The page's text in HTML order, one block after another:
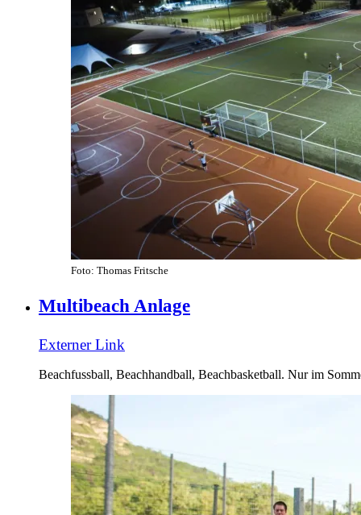
Foto: Thomas Fritsche
Multibeach Anlage
Externer Link
Beachfussball, Beachhandball, Beachbasketball. Nur im